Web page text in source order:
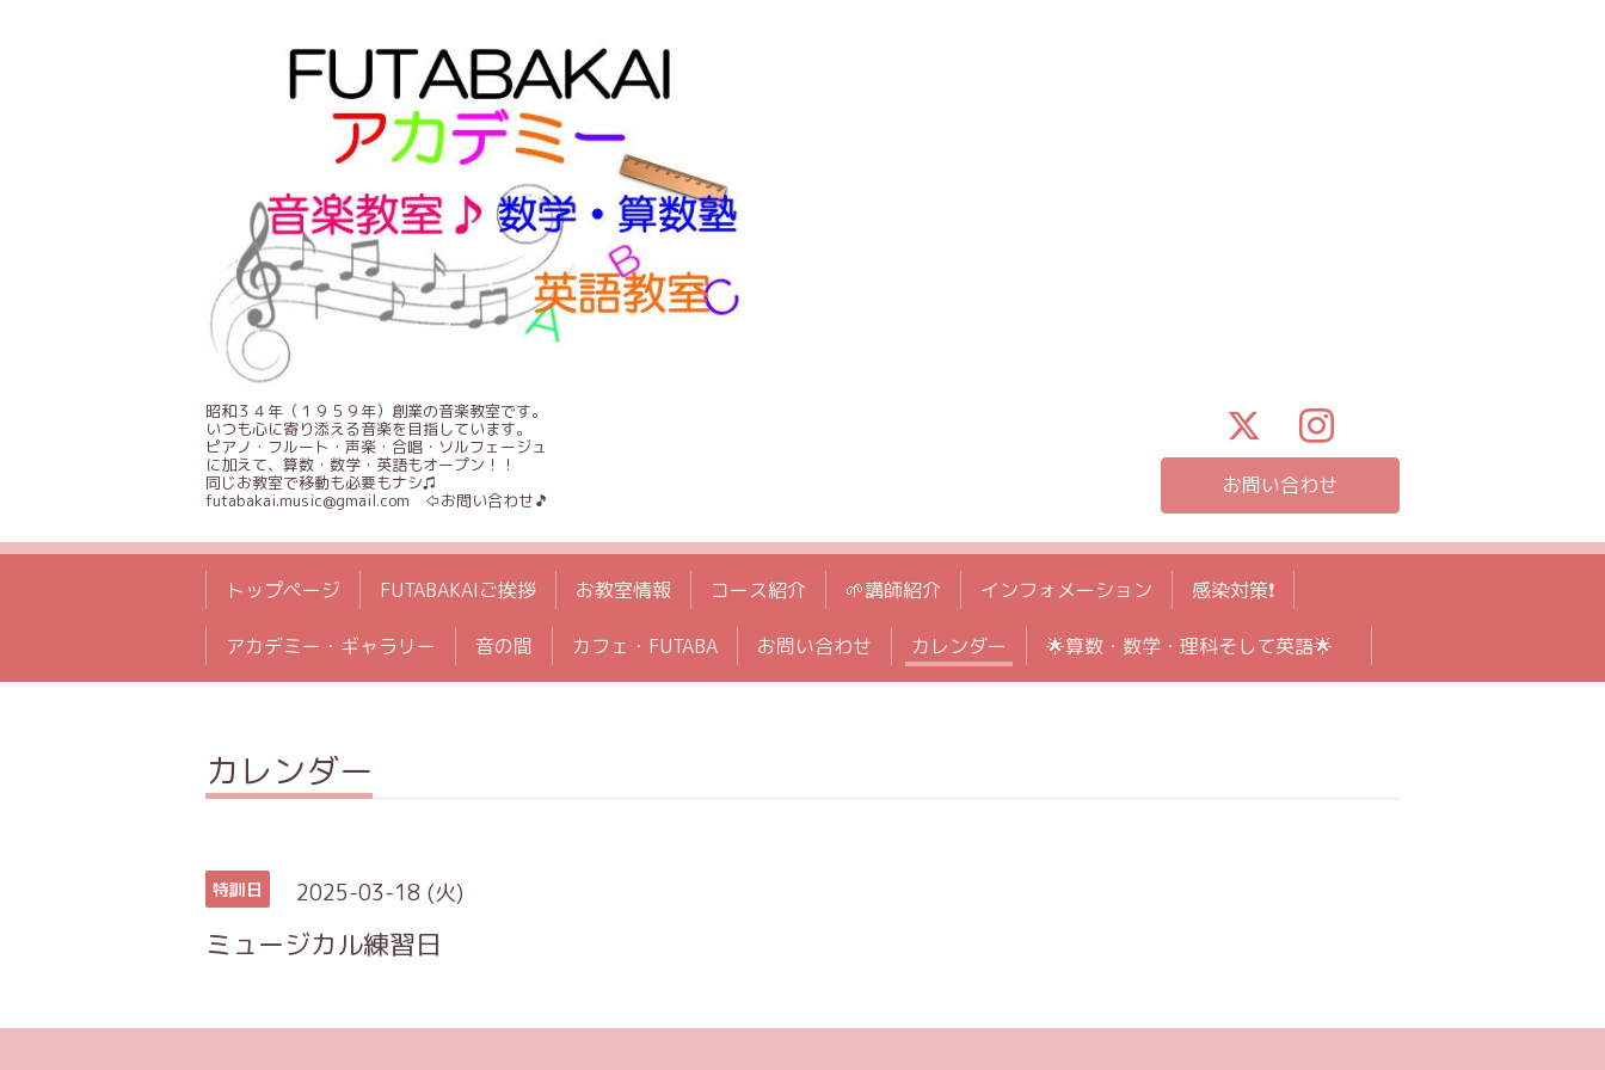
昭和３４年（１９５９年）創業の音楽教室です。
いつも心に寄り添える音楽を目指しています。
ピアノ・フルート・声楽・合唱・ソルフェージュ
に加えて、算数・数学・英語もオープン！！
同じお教室で移動も必要もナシ♫
futabakai.music@gmail.com ⇦お問い合わせ🎵
お問い合わせ
トップページ FUTABAKAIご挨拶 お教室情報 コース紹介 🌱講師紹介 インフォメーション 感染対策❗️
アカデミー・ギャラリー 音の間 カフェ・FUTABA お問い合わせ カレンダー 🌟算数・数学・理科そして英語🌟
カレンダー
特訓日 2025-03-18 (火)
ミュージカル練習日